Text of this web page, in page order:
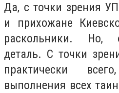
Да, с точки зрения
и прихожане
раскольники. Но,
деталь. С точки
практически
выполнения всех